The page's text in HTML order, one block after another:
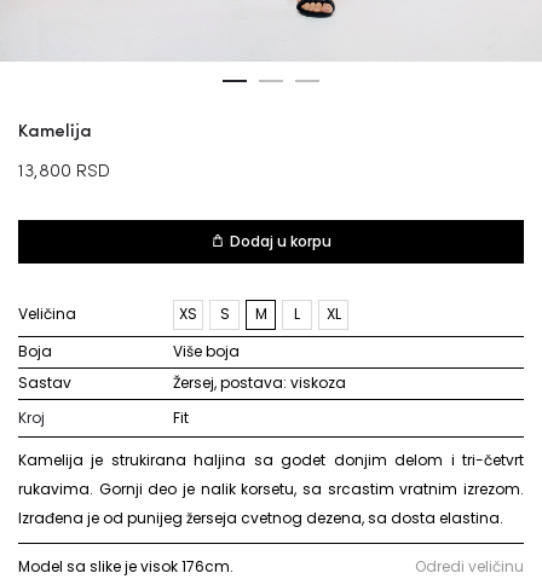
Kamelija
13,800 RSD
Dodaj u korpu
Veličina XS S M L
XL
Boja
više boja
Sastav
žersej, postava: viskoza
Kroj
Fit
Kamelija je strukirana haljina sa godet donjim delom i tri-četvrt
rukavima. Gornji deo je nalik korsetu, sa srcastim vratnim izrezom.
Izrađena je od punijeg žerseja cvetnog dezena, sa dosta elastina.
Model sa slike je visok 176cm. Odredi veličinu